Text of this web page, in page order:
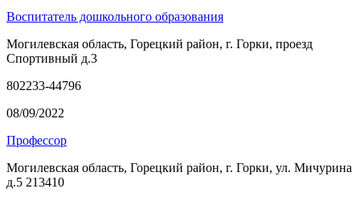
Воспитатель дошкольного образования
Могилевская область, Горецкий район, г. Горки, проезд
Спортивный д.3
802233-44796
08/09/2022
Профессор
Могилевская область, Горецкий район, г. Горки, ул. Мичурина
д.5 213410